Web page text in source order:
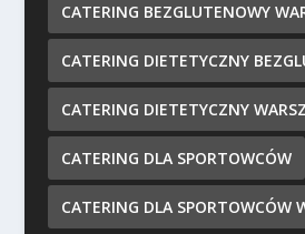
CATERING BEZGLUTENOWY
CATERING DIETETYCZNY
CATERING DIETETYCZNY
CATERING DLA SPORTOWCÓW
CATERING DLA SPORTOWCÓW